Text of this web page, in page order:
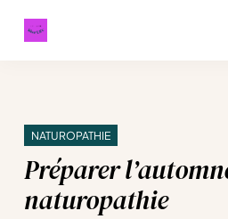
NATUROPATHIE
Préparer
naturopathie